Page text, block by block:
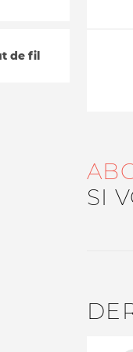
de fil
SI